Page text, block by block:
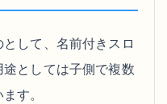
して、名前付きスロ
としては子側で複数
す。